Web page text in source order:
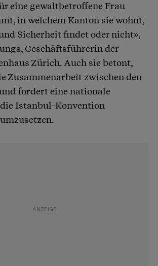
eine gewaltbetroffene Frau
in welchem Kanton sie wohnt,
Sicherheit findet oder nicht»,
Geschäftsführerin der
Zürich. Auch sie betont,
Zusammenarbeit zwischen den
fordert eine nationale
Istanbul-Konvention